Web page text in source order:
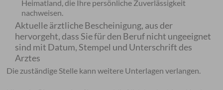
Heimatland, die Ihre persönliche Zuverlässigkeit
nachweisen.
Aktuelle ärztliche Bescheinigung, aus der
hervorgeht, dass Sie für den Beruf nicht ungeeignet
sind mit Datum, Stempel und Unterschrift des
Arztes
Die zuständige Stelle kann weitere Unterlagen verlangen.